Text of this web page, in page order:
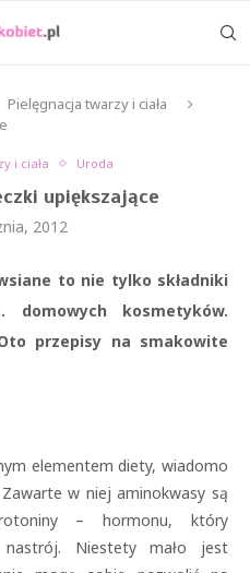
Pielęgnacja twarzy i ciała
i ciała Uroda
upiększające
2012
to nie tylko składniki
kosmetyków.
przepisy na smakowite
elementem diety, wiadomo
w niej aminokwasy są
– hormonu, który
Niestety mało jest